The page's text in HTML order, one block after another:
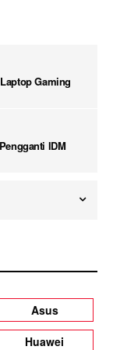
Gaming
IDM
Asus
Huawei